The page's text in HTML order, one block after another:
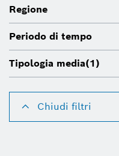
Regione
Periodo di tempo
Tipologia media(1)
Chiudi filtri